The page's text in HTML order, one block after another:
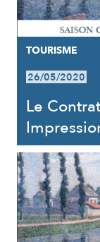
TOURISME
26/05/2020
Le